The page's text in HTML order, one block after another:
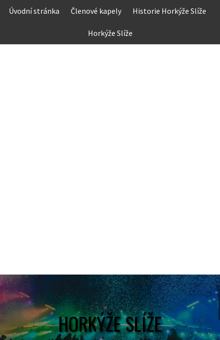
Skip
Úvodní stránka Členové kapely Historie Horkýže Slíže
Horkýže Slíže
HORKÝŽE SLÍŽE